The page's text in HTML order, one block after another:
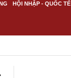
HỘI NHẬP - QUỐC TẾ